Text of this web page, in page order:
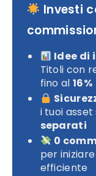
Investi
Idee di
Titoli con
fino al 16%
i tuoi
separati
0
per
efficiente